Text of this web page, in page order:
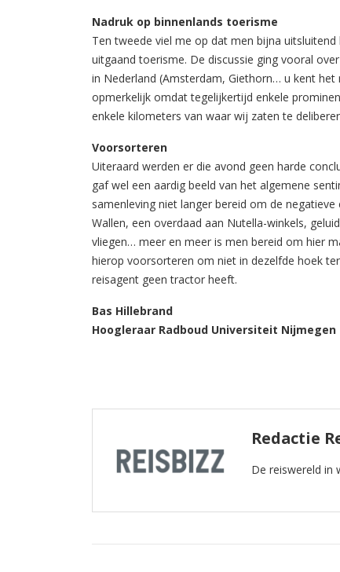
Nadruk op binnenlands toerisme
Ten tweede viel me op dat men bijna
uitgaand toerisme. De discussie ging vooral
in Nederland (Amsterdam, Giethorn… u kent
opmerkelijk omdat tegelijkertijd enkele
enkele kilometers van waar wij zaten te
Voorsorteren
Uiteraard werden er die avond geen harde
gaf wel een aardig beeld van het algemene
samenleving niet langer bereid om de
Wallen, een overdaad aan Nutella-winkels,
vliegen… meer en meer is men bereid om hier
hierop voorsorteren om niet in dezelfde hoek
reisagent geen tractor heeft.
Bas Hillebrand
Hoogleraar Radboud Universiteit Nijmegen
Redactie
De reiswereld in